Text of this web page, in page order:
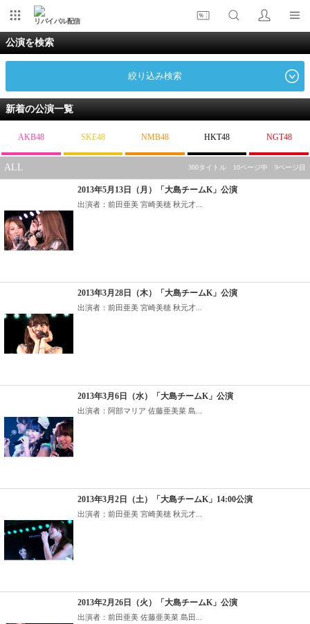
リバイバル配信
公演を検索
絞り込み検索
新着の公演一覧
AKB48 SKE48 NMB48 HKT48 NGT48
ALL 300タイトル 10ページ中 9ページ目
2013年5月13日（月）「大島チームK」公演
出演者：前田亜美 宮崎美穂 秋元才...
2013年3月28日（木）「大島チームK」公演
出演者：前田亜美 宮崎美穂 秋元才...
2013年3月6日（水）「大島チームK」公演
出演者：阿部マリア 佐藤亜美菜 島...
2013年3月2日（土）「大島チームK」14:00公演
出演者：前田亜美 宮崎美穂 秋元才...
2013年2月26日（火）「大島チームK」公演
出演者：前田亜美 佐藤亜美菜 島田...